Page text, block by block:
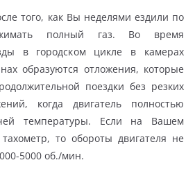
того, как Вы неделями ездили по
полный газ. Во время
в городском цикле в камерах
образуются отложения, которые
поездки без резких
когда двигатель полностью
температуры. Если на Вашем
то обороты двигателя не
5000 об./мин.